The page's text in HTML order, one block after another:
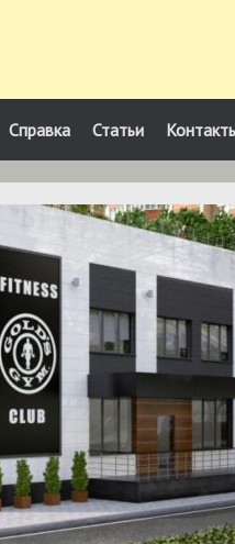
Справка Статьи